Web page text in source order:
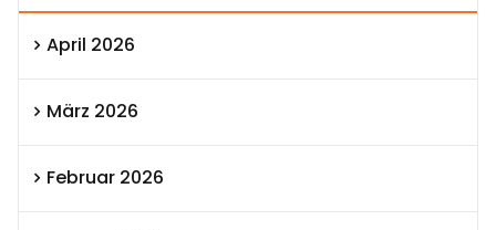
April 2026
März 2026
Februar 2026